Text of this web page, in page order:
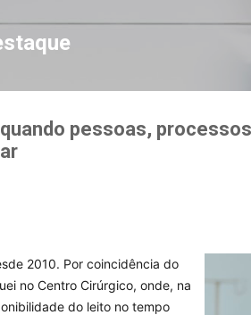
Pular para o conteúdo
pessoas,
2010. Por coincidência do
no Centro Cirúrgico, onde, na
do leito no tempo